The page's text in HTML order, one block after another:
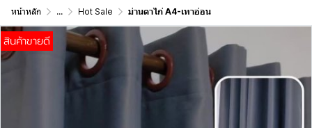
หน้าหลัก ... Hot Sale ม่านตาไก่ A4-เทาอ่อน
สินค้าขายดี